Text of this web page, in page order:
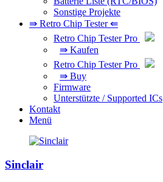
Sonstige Projekte
⇛ Retro Chip Tester ⇚
Retro Chip Tester Pro
⇛ Kaufen
Retro Chip Tester Pro
⇛ Buy
Firmware
Unterstützte / Supported ICs
Kontakt
Menü
Sinclair